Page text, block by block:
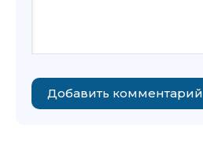
Добавить комментарий